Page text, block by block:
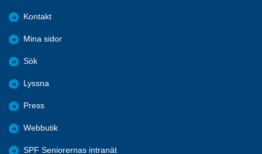
Kontakt
Mina sidor
Sök
Lyssna
Press
Webbutik
SPF Seniorernas intranät